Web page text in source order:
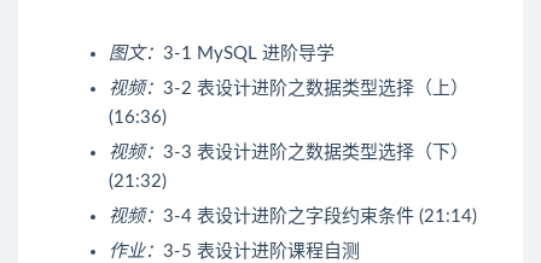
图文： 3-1 MySQL 进阶导学
视频： 3-2 表设计进阶之数据类型选择（上）
(16:36)
视频： 3-3 表设计进阶之数据类型选择（下）
(21:32)
视频： 3-4 表设计进阶之字段约束条件 (21:14)
作业： 3-5 表设计进阶课程自测